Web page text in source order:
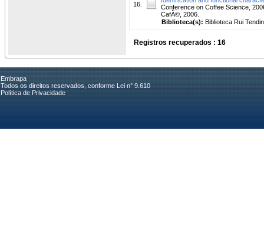
16.
Conference on Coffee Science,
CafÃ©, 2006.
Biblioteca(s): Biblioteca Rui
Registros recuperados : 16
Embrapa
Todos os direitos reservados, conforme Lei n° 9.610
Política de Privacidade